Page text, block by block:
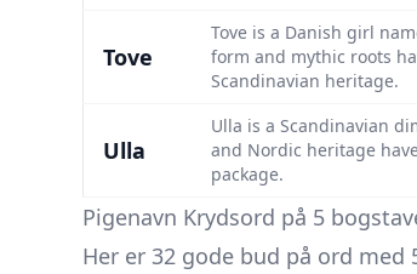
Tove
Tove is a Danish girl
form and mythic roots
Scandinavian heritage.
Ulla
Ulla is a Scandinavian
and Nordic heritage
package.
Pigenavn Krydsord på 5
Her er 32 gode bud på ord